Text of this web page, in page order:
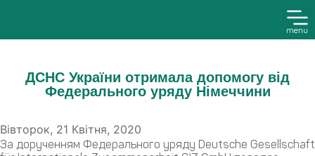
menu
ДСНС України отримала допомогу від
Федерального уряду Німеччини
Вівторок, 21 Квітня, 2020
За дорученням Федерального уряду Deutsche Gesellschaft